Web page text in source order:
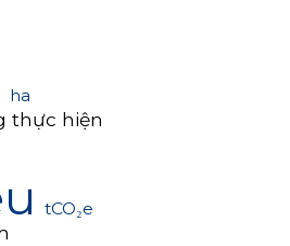
ha
thực hiện
tCO₂e